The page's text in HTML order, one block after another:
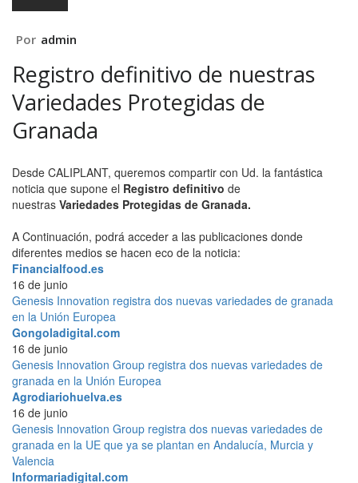
Por admin
Registro definitivo de nuestras
Variedades Protegidas de
Granada
Desde CALIPLANT, queremos compartir con Ud. la fantástica
noticia que supone el Registro definitivo de
nuestras Variedades Protegidas de Granada.
A Continuación, podrá acceder a las publicaciones donde
diferentes medios se hacen eco de la noticia:
Financialfood.es
16 de junio
Genesis Innovation registra dos nuevas variedades de granada
en la Unión Europea
Gongoladigital.com
16 de junio
Genesis Innovation Group registra dos nuevas variedades de
granada en la Unión Europea
Agrodiariohuelva.es
16 de junio
Genesis Innovation Group registra dos nuevas variedades de
granada en la UE que ya se plantan en Andalucía, Murcia y
Valencia
Informariadigital.com